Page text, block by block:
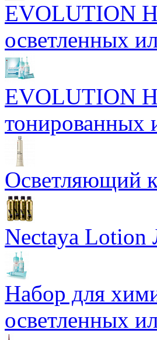
EVOLUTION
осветленных
EVOLUTION
тонированных
Осветляющий
Nectaya Lotion
Набор для
осветленных